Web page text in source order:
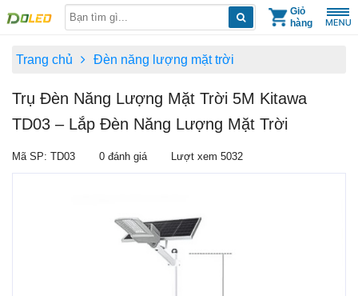
Giỏ
hàng
Trang chủ Đèn năng lượng mặt trời
Trụ Đèn Năng Lượng Mặt Trời 5M Kitawa
TD03 – Lắp Đèn Năng Lượng Mặt Trời
Mã SP: TD03 0 đánh giá Lượt xem 5032